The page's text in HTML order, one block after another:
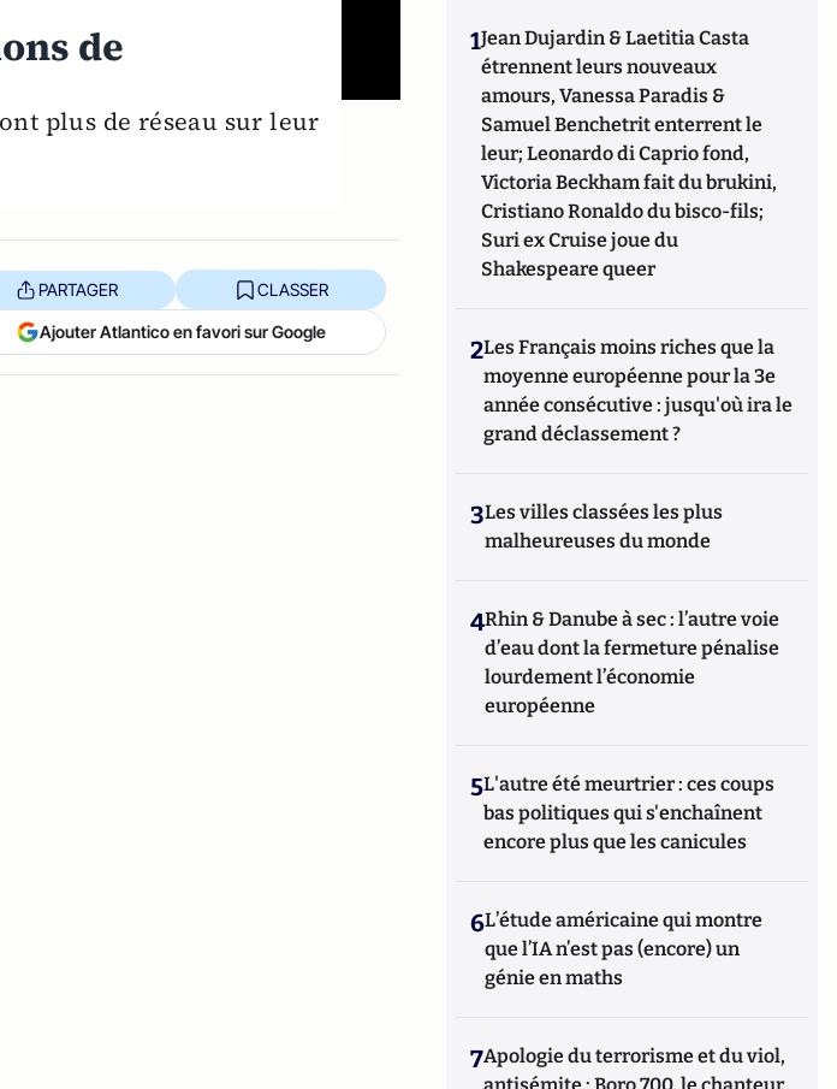
de
plus de réseau sur leur
PARTAGER CLASSER
Ajouter Atlantico en favori sur Google
1Jean Dujardin & Laetitia Casta
étrennent leurs nouveaux
amours, Vanessa Paradis &
Samuel Benchetrit enterrent le
leur; Leonardo di Caprio fond,
Victoria Beckham fait du brukini,
Cristiano Ronaldo du bisco-fils;
Suri ex Cruise joue du
Shakespeare queer
2Les Français moins riches que la
moyenne européenne pour la 3e
année consécutive : jusqu'où ira le
grand déclassement ?
3Les villes classées les plus
malheureuses du monde
4Rhin & Danube à sec : l’autre voie
d’eau dont la fermeture pénalise
lourdement l’économie
européenne
5L'autre été meurtrier : ces coups
bas politiques qui s'enchaînent
encore plus que les canicules
6L’étude américaine qui montre
que l’IA n’est pas (encore) un
génie en maths
7Apologie du terrorisme et du viol,